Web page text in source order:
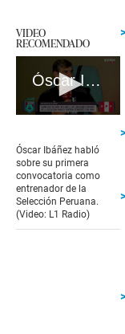
VIDEO
RECOMENDADO
Óscar Ibáñez habló sobre su primera convocatoria como entrenador de la Selección Peruana. (Video: L1 Radio)
of
54
seconds
Óscar Ibáñez habló
sobre su primera
convocatoria como
entrenador de la
Selección Peruana.
(Video: L1 Radio)